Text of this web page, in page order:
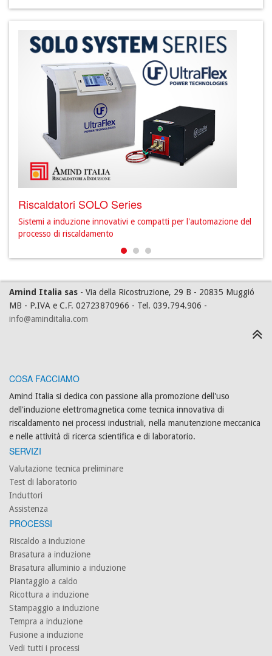
Riscaldatori SOLO Series
Sistemi a induzione innovativi e compatti per l'automazione del
processo di riscaldamento
Amind Italia sas - Via della Ricostruzione, 29 B - 20835 Muggió
MB - P.IVA e C.F. 02723870966 - Tel. 039.794.906 -
info@aminditalia.com
COSA FACCIAMO
Amind Italia si dedica con passione alla promozione dell'uso
dell'induzione elettromagnetica come tecnica innovativa di
riscaldamento nei processi industriali, nella manutenzione meccanica
e nelle attività di ricerca scientifica e di laboratorio.
SERVIZI
Valutazione tecnica preliminare
Test di laboratorio
Induttori
Assistenza
PROCESSI
Riscaldo a induzione
Brasatura a induzione
Brasatura alluminio a induzione
Piantaggio a caldo
Ricottura a induzione
Stampaggio a induzione
Tempra a induzione
Fusione a induzione
Vedi tutti i processi